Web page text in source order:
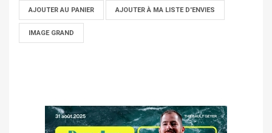
AJOUTER AU PANIER AJOUTER À MA LISTE D'ENVIES
IMAGE GRAND